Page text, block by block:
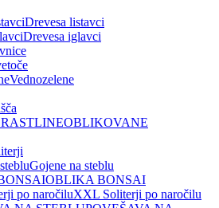
Drevesa listavci
Drevesa iglavci
Vednozelene
OBLIKOVANE
Gojene na steblu
OBLIKA BONSAI
XXL Soliterji po naročilu